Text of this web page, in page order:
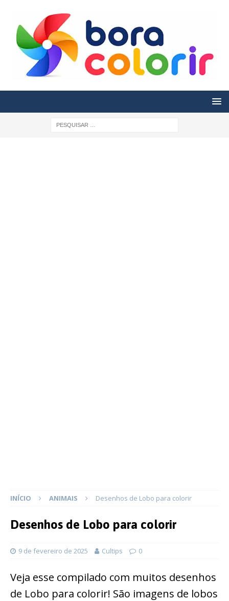
INÍCIO ANIMAIS Desenhos de Lobo para colorir
Desenhos de Lobo para colorir
9 de fevereiro de 2025 Cultips 0
Veja esse compilado com muitos desenhos
de Lobo para colorir! São imagens de lobos